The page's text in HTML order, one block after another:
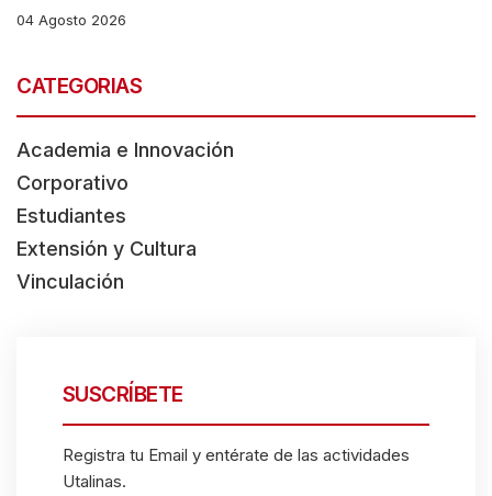
04 Agosto 2026
CATEGORIAS
Academia e Innovación
Corporativo
Estudiantes
Extensión y Cultura
Vinculación
SUSCRÍBETE
Registra tu Email y entérate de las actividades
Utalinas.